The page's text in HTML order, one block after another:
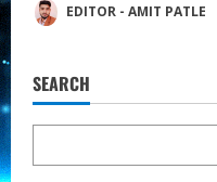
EDITOR - AMIT PATLE
SEARCH